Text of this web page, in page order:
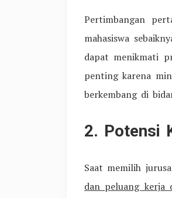
Pertimbangan
mahasiswa
dapat menikmati
penting karena
berkembang di
2. Potensi
Saat memilih
dan peluang kerja